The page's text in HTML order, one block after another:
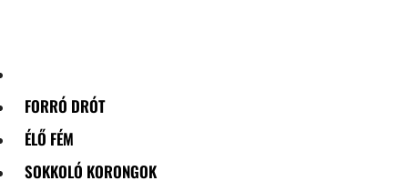
FORRÓ DRÓT
ÉLŐ FÉM
SOKKOLÓ KORONGOK